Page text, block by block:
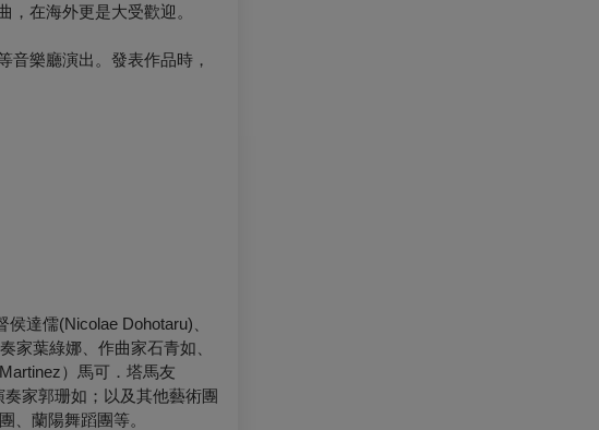
在海外更是大受歡迎。
音樂廳演出。發表作品時，
達儒(Nicolae Dohotaru)、
家葉綠娜、作曲家石青如、
）馬可．塔馬友
家郭珊如；以及其他藝術團
、蘭陽舞蹈團等。